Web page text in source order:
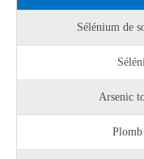
Sélénium de
Arsenic